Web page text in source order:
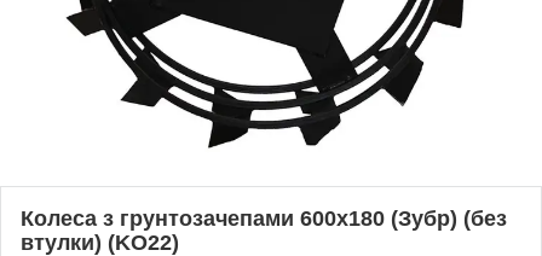
Колеса з грунтозачепами 600х180 (Зубр) (без
втулки) (KO22)